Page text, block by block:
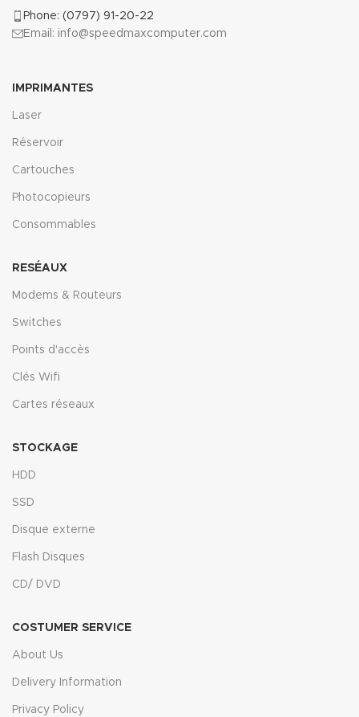
Phone: (0797) 91-20-22
Email: info@speedmaxcomputer.com
IMPRIMANTES
Laser
Réservoir
Cartouches
Photocopieurs
Consommables
RESÉAUX
Modems & Routeurs
Switches
Points d'accès
Clés Wifi
Cartes réseaux
STOCKAGE
HDD
SSD
Disque externe
Flash Disques
CD/ DVD
COSTUMER SERVICE
About Us
Delivery Information
Privacy Policy